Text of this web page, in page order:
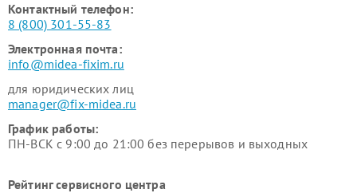
Контактный телефон:
8 (800) 301-55-83
Электронная почта:
info@midea-fixim.ru
для юридических лиц
manager@fix-midea.ru
График работы:
ПН-ВСК с 9:00 до 21:00 без перерывов и выходных
Рейтинг сервисного центра